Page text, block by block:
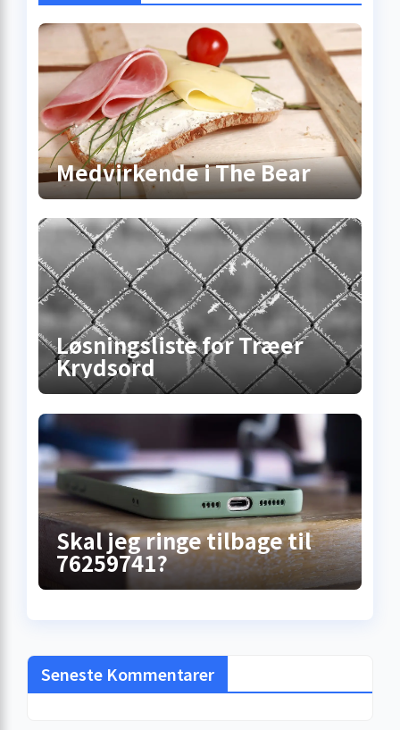
Medvirkende i The Bear
Løsningsliste for Træer
Krydsord
Skal jeg ringe tilbage til
76259741?
Seneste Kommentarer